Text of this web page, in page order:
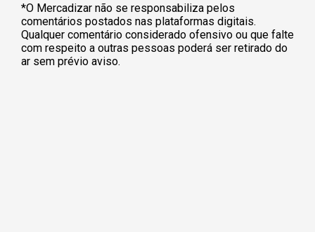
*O Mercadizar não se responsabiliza pelos
comentários postados nas plataformas digitais.
Qualquer comentário considerado ofensivo ou que falte
com respeito a outras pessoas poderá ser retirado do
ar sem prévio aviso.